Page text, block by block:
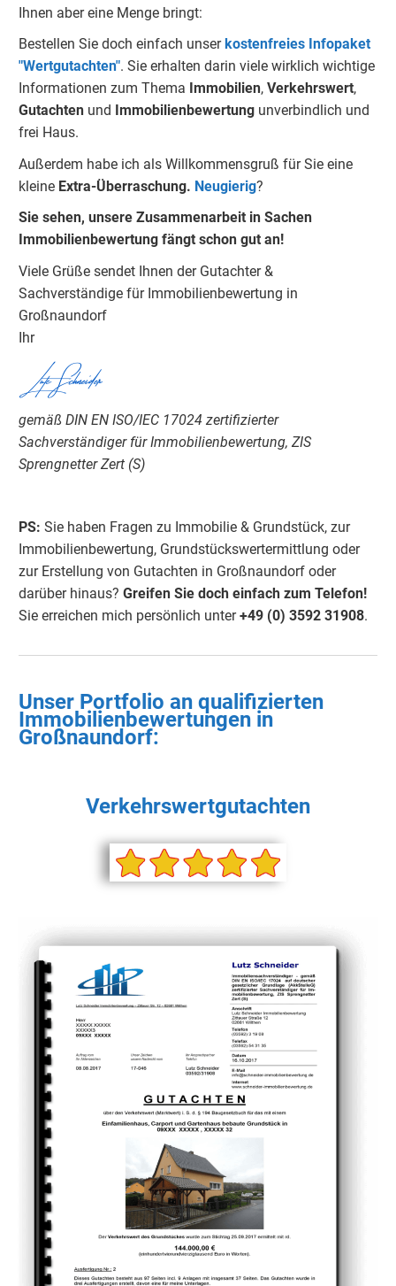
Ihnen aber eine Menge bringt:
Bestellen Sie doch einfach unser kostenfreies Infopaket
"Wertgutachten". Sie erhalten darin viele wirklich wichtige
Informationen zum Thema Immobilien, Verkehrswert,
Gutachten und Immobilienbewertung unverbindlich und
frei Haus.
Außerdem habe ich als Willkommensgruß für Sie eine
kleine Extra-Überraschung. Neugierig?
Sie sehen, unsere Zusammenarbeit in Sachen
Immobilienbewertung fängt schon gut an!
Viele Grüße sendet Ihnen der Gutachter &
Sachverständige für Immobilienbewertung in
Großnaundorf
Ihr
Lutz Schneider
gemäß DIN EN ISO/IEC 17024 zertifizierter
Sachverständiger für Immobilienbewertung, ZIS
Sprengnetter Zert (S)
PS: Sie haben Fragen zu Immobilie & Grundstück, zur
Immobilienbewertung, Grundstückswertermittlung oder
zur Erstellung von Gutachten in Großnaundorf oder
darüber hinaus? Greifen Sie doch einfach zum Telefon!
Sie erreichen mich persönlich unter+49 (0) 3592 31908.
Unser Portfolio an qualifizierten
Immobilienbewertungen in
Großnaundorf:
Verkehrswertgutachten